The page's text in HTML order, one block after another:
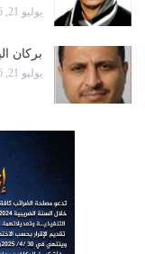
يوليو 21, 2026
بركان
يوليو 21, 2026